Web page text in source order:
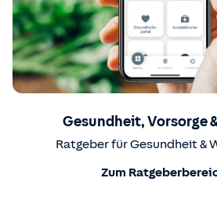
Gesundheit, Vorsorge
Ratgeber für Gesundheit &
Zum